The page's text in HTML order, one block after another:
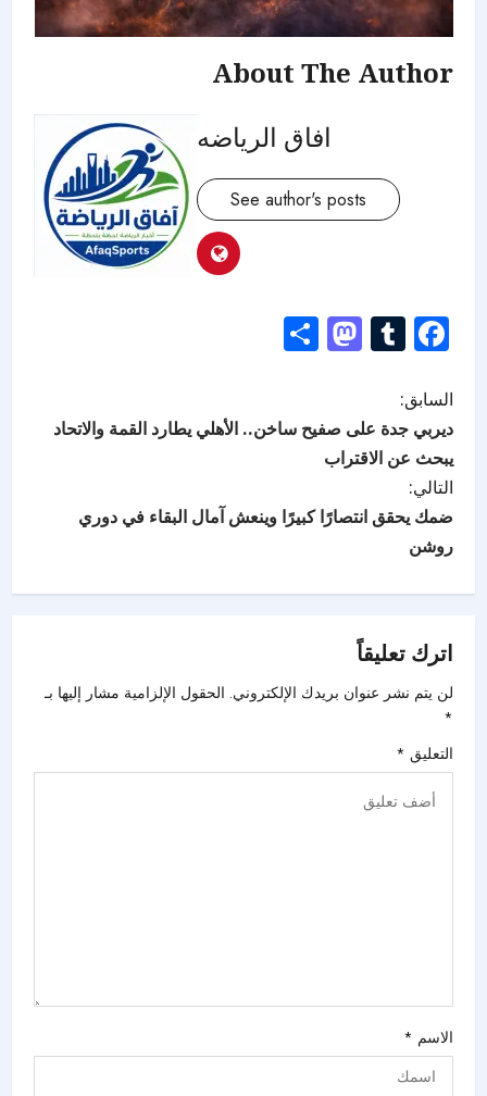
About The Author
افاق الرياضه
See author's posts
Facebook
Tumblr
Mastodon
السابق:
ديربي جدة على صفيح ساخن.. الأهلي يطارد القمة والاتحاد
يبحث عن الاقتراب
التالي:
ضمك يحقق انتصارًا كبيرًا وينعش آمال البقاء في دوري
روشن
اترك تعليقاً
لن يتم نشر عنوان بريدك الإلكتروني. الحقول الإلزامية مشار إليها بـ
*
التعليق *
الاسم *